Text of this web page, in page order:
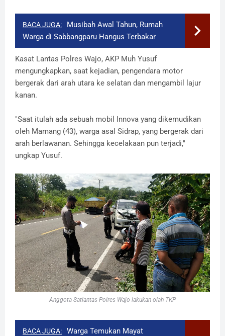
BACA JUGA:
Musibah Awal Tahun, Rumah
Warga di Sabbangparu Hangus Terbakar
Kasat Lantas Polres Wajo, AKP Muh Yusuf
mengungkapkan, saat kejadian, pengendara motor
bergerak dari arah utara ke selatan dan mengambil lajur
kanan.
"Saat itulah ada sebuah mobil Innova yang dikemudikan
oleh Mamang (43), warga asal Sidrap, yang bergerak dari
arah berlawanan. Sehingga kecelakaan pun terjadi,"
ungkap Yusuf.
Anggota Satlantas Polres Wajo lakukan olah TKP
BACA JUGA:
Warga Temukan Mayat